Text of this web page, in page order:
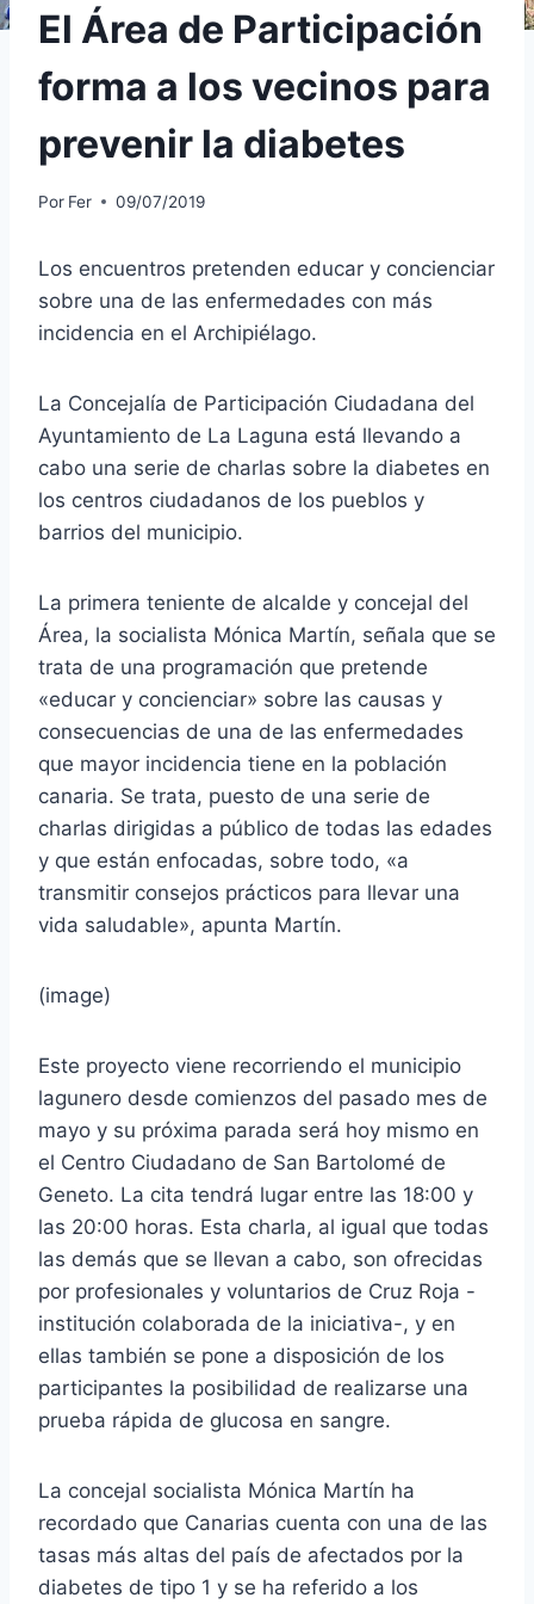
El Área de Participación
forma a los vecinos para
prevenir la diabetes
Por Fer 09/07/2019
Los encuentros pretenden educar y concienciar
sobre una de las enfermedades con más
incidencia en el Archipiélago.
La Concejalía de Participación Ciudadana del
Ayuntamiento de La Laguna está llevando a
cabo una serie de charlas sobre la diabetes en
los centros ciudadanos de los pueblos y
barrios del municipio.
La primera teniente de alcalde y concejal del
Área, la socialista Mónica Martín, señala que se
trata de una programación que pretende
«educar y concienciar» sobre las causas y
consecuencias de una de las enfermedades
que mayor incidencia tiene en la población
canaria. Se trata, puesto de una serie de
charlas dirigidas a público de todas las edades
y que están enfocadas, sobre todo, «a
transmitir consejos prácticos para llevar una
vida saludable», apunta Martín.
(image)
Este proyecto viene recorriendo el municipio
lagunero desde comienzos del pasado mes de
mayo y su próxima parada será hoy mismo en
el Centro Ciudadano de San Bartolomé de
Geneto. La cita tendrá lugar entre las 18:00 y
las 20:00 horas. Esta charla, al igual que todas
las demás que se llevan a cabo, son ofrecidas
por profesionales y voluntarios de Cruz Roja -
institución colaborada de la iniciativa-, y en
ellas también se pone a disposición de los
participantes la posibilidad de realizarse una
prueba rápida de glucosa en sangre.
La concejal socialista Mónica Martín ha
recordado que Canarias cuenta con una de las
tasas más altas del país de afectados por la
diabetes de tipo 1 y se ha referido a los